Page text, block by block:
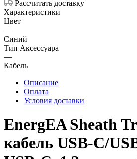
Рассчитать доставку
Характеристики
Цвет
—
Синий
Тип Аксессуара
—
Кабель
Описание
Оплата
Условия доставки
EnergEA Sheath
кабель USB‑C/